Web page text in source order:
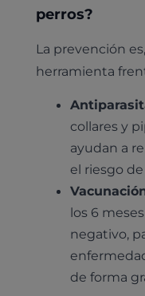
perros?
La prevención
herramienta
collares y
ayudan a
el riesgo
los 6
negativo,
de forma